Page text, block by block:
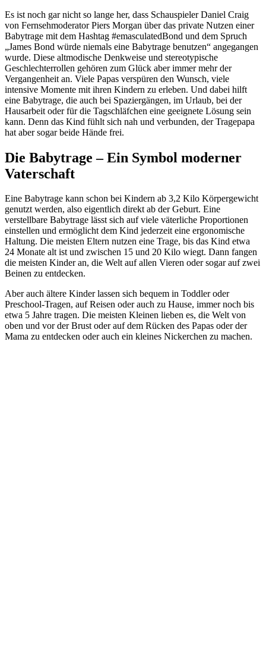
Es ist noch gar nicht so lange her, dass Schauspieler Daniel Craig
von Fernsehmoderator Piers Morgan über das private Nutzen einer
Babytrage mit dem Hashtag #emasculatedBond und dem Spruch
„James Bond würde niemals eine Babytrage benutzen“ angegangen
wurde. Diese altmodische Denkweise und stereotypische
Geschlechterrollen gehören zum Glück aber immer mehr der
Vergangenheit an. Viele Papas verspüren den Wunsch, viele
intensive Momente mit ihren Kindern zu erleben. Und dabei hilft
eine Babytrage, die auch bei Spaziergängen, im Urlaub, bei der
Hausarbeit oder für die Tagschläfchen eine geeignete Lösung sein
kann. Denn das Kind fühlt sich nah und verbunden, der Tragepapa
hat aber sogar beide Hände frei.
Die Babytrage – Ein Symbol moderner
Vaterschaft
Eine Babytrage kann schon bei Kindern ab 3,2 Kilo Körpergewicht
genutzt werden, also eigentlich direkt ab der Geburt. Eine
verstellbare Babytrage lässt sich auf viele väterliche Proportionen
einstellen und ermöglicht dem Kind jederzeit eine ergonomische
Haltung. Die meisten Eltern nutzen eine Trage, bis das Kind etwa
24 Monate alt ist und zwischen 15 und 20 Kilo wiegt. Dann fangen
die meisten Kinder an, die Welt auf allen Vieren oder sogar auf zwei
Beinen zu entdecken.
Aber auch ältere Kinder lassen sich bequem in Toddler oder
Preschool-Tragen, auf Reisen oder auch zu Hause, immer noch bis
etwa 5 Jahre tragen. Die meisten Kleinen lieben es, die Welt von
oben und vor der Brust oder auf dem Rücken des Papas oder der
Mama zu entdecken oder auch ein kleines Nickerchen zu machen.